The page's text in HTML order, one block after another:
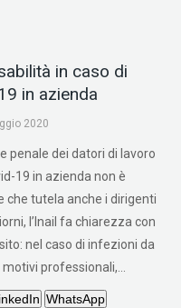
in caso di
in azienda
2020
penale dei datori di lavoro
19 in azienda non è
che tutela anche i dirigenti
l’Inail fa chiarezza con
nel caso di infezioni da
professionali,…
WhatsApp